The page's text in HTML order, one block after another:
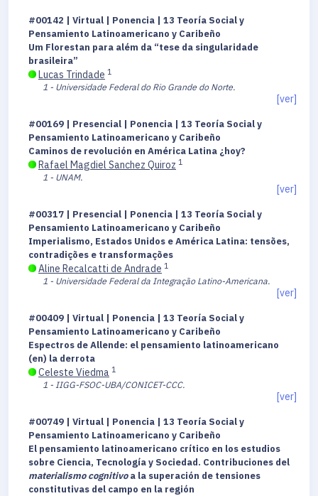
#00142 | Virtual | Ponencia | 13 Teoría Social y
Pensamiento Latinoamericano y Caribeño
Um Florestan para além da “tese da singularidade
brasileira”
Lucas Trindade 1
1 - Universidade Federal do Rio Grande do Norte.
[ver]
#00169 | Presencial | Ponencia | 13 Teoría Social y
Pensamiento Latinoamericano y Caribeño
Caminos de revolución en América Latina ¿hoy?
Rafael Magdiel Sanchez Quiroz 1
1 - UNAM.
[ver]
#00317 | Presencial | Ponencia | 13 Teoría Social y
Pensamiento Latinoamericano y Caribeño
Imperialismo, Estados Unidos e América Latina: tensões,
contradições e transformações
Aline Recalcatti de Andrade 1
1 - Universidade Federal da Integração Latino-Americana.
[ver]
#00409 | Virtual | Ponencia | 13 Teoría Social y
Pensamiento Latinoamericano y Caribeño
Espectros de Allende: el pensamiento latinoamericano
(en) la derrota
Celeste Viedma 1
1 - IIGG-FSOC-UBA/CONICET-CCC.
[ver]
#00749 | Virtual | Ponencia | 13 Teoría Social y
Pensamiento Latinoamericano y Caribeño
El pensamiento latinoamericano crítico en los estudios
sobre Ciencia, Tecnología y Sociedad. Contribuciones del
materialismo cognitivoa la superación de tensiones
constitutivas del campo en la región